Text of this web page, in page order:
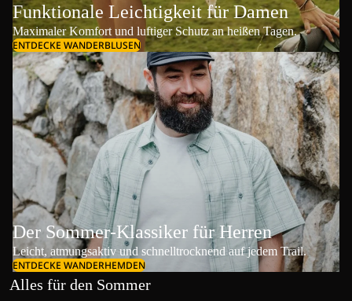
Funktionale Leichtigkeit für Damen
Maximaler Komfort und luftiger Schutz an heißen Tagen.
ENTDECKE WANDERBLUSEN
Der Sommer-Klassiker für Herren
Leicht, atmungsaktiv und schnelltrocknend auf jedem Trail.
ENTDECKE WANDERHEMDEN
Alles für den Sommer